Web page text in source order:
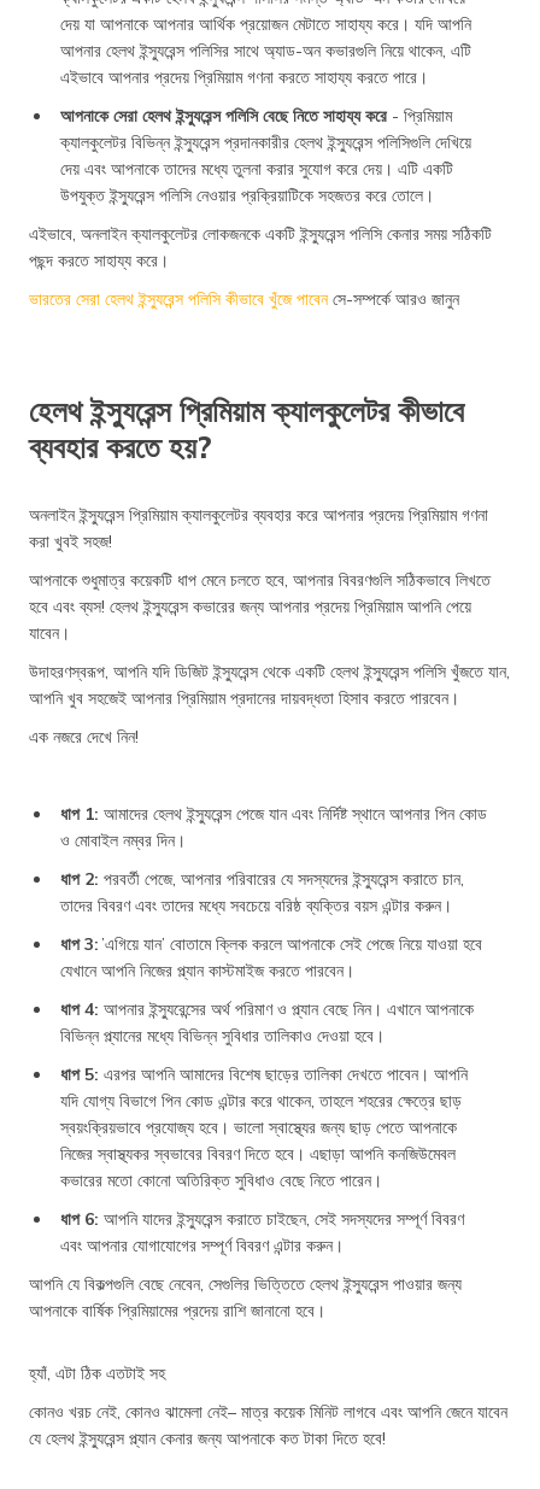
দেয় যা আপনাকে আপনার আর্থিক প্রয়োজন মেটাতে সাহায্য করে। যদি আপনি
আপনার হেলথ ইন্স্যুরেন্স পলিসির সাথে অ্যাড-অন কভারগুলি নিয়ে থাকেন, এটি
এইভাবে আপনার প্রদেয় প্রিমিয়াম গণনা করতে সাহায্য করতে পারে।
আপনাকে সেরা হেলথ ইন্স্যুরেন্স পলিসি বেছে নিতে সাহায্য করে - প্রিমিয়াম
ক্যালকুলেটর বিভিন্ন ইন্স্যুরেন্স প্রদানকারীর হেলথ ইন্স্যুরেন্স পলিসিগুলি দেখিয়ে
দেয় এবং আপনাকে তাদের মধ্যে তুলনা করার সুযোগ করে দেয়। এটি একটি
উপযুক্ত ইন্স্যুরেন্স পলিসি নেওয়ার প্রক্রিয়াটিকে সহজতর করে তোলে।
এইভাবে, অনলাইন ক্যালকুলেটর লোকজনকে একটি ইন্স্যুরেন্স পলিসি কেনার সময় সঠিকটি
পছন্দ করতে সাহায্য করে।
ভারতের সেরা হেলথ ইন্স্যুরেন্স পলিসি কীভাবে খুঁজে পাবেনসে-সম্পর্কে আরও জানুন
হেলথ ইন্স্যুরেন্স প্রিমিয়াম ক্যালকুলেটর কীভাবে
ব্যবহার করতে হয়?
অনলাইন ইন্স্যুরেন্স প্রিমিয়াম ক্যালকুলেটর ব্যবহার করে আপনার প্রদেয় প্রিমিয়াম গণনা
করা খুবই সহজ!
আপনাকে শুধুমাত্র কয়েকটি ধাপ মেনে চলতে হবে, আপনার বিবরণগুলি সঠিকভাবে লিখতে
হবে এবং ব্যস! হেলথ ইন্স্যুরেন্স কভারের জন্য আপনার প্রদেয় প্রিমিয়াম আপনি পেয়ে
যাবেন।
উদাহরণস্বরূপ, আপনি যদি ডিজিট ইন্স্যুরেন্স থেকে একটি হেলথ ইন্স্যুরেন্স পলিসি খুঁজতে যান,
আপনি খুব সহজেই আপনার প্রিমিয়াম প্রদানের দায়বদ্ধতা হিসাব করতে পারবেন।
এক নজরে দেখে নিন!
ধাপ 1: আমাদের হেলথ ইন্স্যুরেন্স পেজে যান এবং নির্দিষ্ট স্থানে আপনার পিন কোড
ও মোবাইল নম্বর দিন।
ধাপ 2: পরবর্তী পেজে, আপনার পরিবারের যে সদস্যদের ইন্স্যুরেন্স করাতে চান,
তাদের বিবরণ এবং তাদের মধ্যে সবচেয়ে বরিষ্ঠ ব্যক্তির বয়স এন্টার করুন।
ধাপ 3:’এগিয়ে যান’ বোতামে ক্লিক করলে আপনাকে সেই পেজে নিয়ে যাওয়া হবে
যেখানে আপনি নিজের প্ল্যান কাস্টমাইজ করতে পারবেন।
ধাপ 4: আপনার ইন্স্যুরেন্সের অর্থ পরিমাণ ও প্ল্যান বেছে নিন। এখানে আপনাকে
বিভিন্ন প্ল্যানের মধ্যে বিভিন্ন সুবিধার তালিকাও দেওয়া হবে।
ধাপ 5: এরপর আপনি আমাদের বিশেষ ছাড়ের তালিকা দেখতে পাবেন। আপনি
যদি যোগ্য বিভাগে পিন কোড এন্টার করে থাকেন, তাহলে শহরের ক্ষেত্রে ছাড়
স্বয়ংক্রিয়ভাবে প্রযোজ্য হবে। ভালো স্বাস্থ্যের জন্য ছাড় পেতে আপনাকে
নিজের স্বাস্থ্যকর স্বভাবের বিবরণ দিতে হবে। এছাড়া আপনি কনজিউমেবল
কভারের মতো কোনো অতিরিক্ত সুবিধাও বেছে নিতে পারেন।
ধাপ 6: আপনি যাদের ইন্স্যুরেন্স করাতে চাইছেন, সেই সদস্যদের সম্পূর্ণ বিবরণ
এবং আপনার যোগাযোগের সম্পূর্ণ বিবরণ এন্টার করুন।
আপনি যে বিকল্পগুলি বেছে নেবেন, সেগুলির ভিত্তিতে হেলথ ইন্স্যুরেন্স পাওয়ার জন্য
আপনাকে বার্ষিক প্রিমিয়ামের প্রদেয় রাশি জানানো হবে।
হ্যাঁ, এটা ঠিক এতটাই সহ
কোনও খরচ নেই, কোনও ঝামেলা নেই– মাত্র কয়েক মিনিট লাগবে এবং আপনি জেনে যাবেন
যে হেলথ ইন্স্যুরেন্স প্ল্যান কেনার জন্য আপনাকে কত টাকা দিতে হবে!